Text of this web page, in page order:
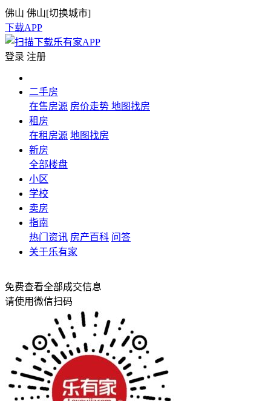
佛山 佛山[切换城市]
下载APP
登录 注册
二手房
在售房源 房价走势 地图找房
租房
在租房源 地图找房
新房
全部楼盘
小区
学校
卖房
指南
热门资讯 房产百科 问答
关于乐有家
免费查看全部成交信息
请使用微信扫码